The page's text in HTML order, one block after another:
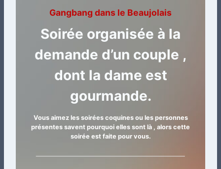
Gangbang dans le Beaujolais
Soirée organisée à la
demande d’un couple ,
dont la dame est
gourmande.
Vous aimez les soirées coquines ou les personnes
présentes savent pourquoi elles sont là , alors cette
soirée est faite pour vous.